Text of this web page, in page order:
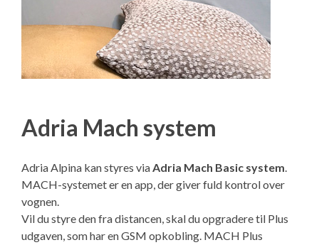
Adria Mach system
Adria Alpina kan styres viaAdria Mach Basic system.
MACH-systemet er en app, der giver fuld kontrol over
vognen.
Vil du styre den fra distancen, skal du opgradere til Plus
udgaven, som har en GSM opkobling. MACH Plus